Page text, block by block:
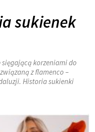
sukienek
korzeniami do
z flamenco –
Historia sukienki